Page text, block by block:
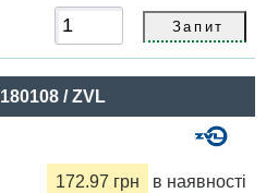
/ ZVL
172.97 грн в наявності